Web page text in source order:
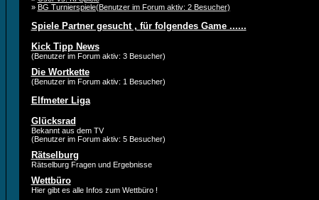
» BG Turnierspiele(Benutzer im Forum aktiv: 2 Besucher)
Spiele Partner gesucht , für folgendes Game ......
Kick Tipp News
(Benutzer im Forum aktiv: 3 Besucher)
Die Wortkette
(Benutzer im Forum aktiv: 1 Besucher)
Elfmeter Liga
Glücksrad
Bekannt aus dem TV
(Benutzer im Forum aktiv: 5 Besucher)
Rätselburg
Rätselburg Fragen und Ergebnisse
Wettbüro
Hier gibt es alle Infos zum Wettbüro !